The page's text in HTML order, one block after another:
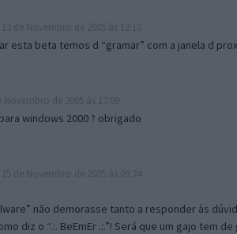
esta beta temos d “gramar” com a janela d
windows 2000 ? obrigado
não demorasse tanto a responder às
diz o “.:. BeEmEr .:.”! Será que um gajo tem